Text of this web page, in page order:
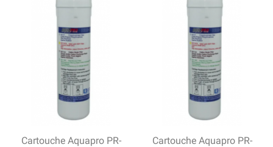
Cartouche Aquapro PR-
Cartouche Aquapro PR-